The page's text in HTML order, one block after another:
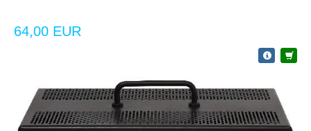
64,00 EUR